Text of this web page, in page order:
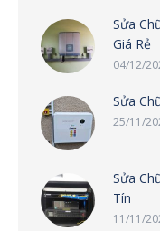
Sửa
Giá Rẻ
04/12/
Sửa
25/11/
Sửa
Tín
11/11/